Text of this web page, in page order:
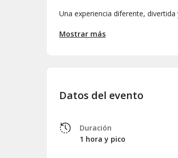
Una experiencia diferente,
Mostrar más
Datos del evento
Duración
1 hora y pico